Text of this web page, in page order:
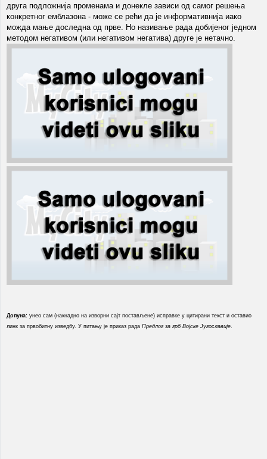
друга подложнија променама и донекле зависи од самог решења
конкретног емблазона - може се рећи да је информативнија иако
можда мање доследна од прве. Но називање рада добијеног једном
методом негативом (или негативом негатива) друге је нетачно.
Допуна: унео сам (накнадно на изворни сајт постављене) исправке у цитирани текст и оставио
линк за првобитну изведбу. У питању је приказ рада Предлог за грб Војске Југославије.